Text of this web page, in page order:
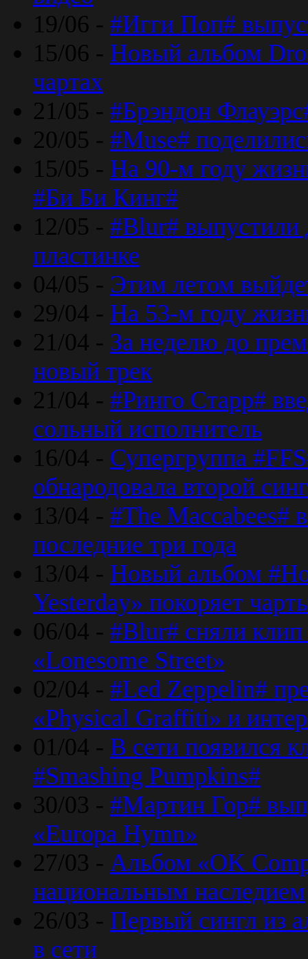
19/06 - #Игги Поп#
15/06 - Новый альбом
чартах
21/05 - #Брэндон
20/05 - #Muse#
15/05 - На 90-м году
#Би Би Кинг#
12/05 - #Blur# выпустили
пластинке
04/05 - Этим летом
29/04 - На 53-м году
21/04 - За неделю до
новый трек
21/04 - #Ринго Старр#
сольный исполнитель
16/04 - Супергруппа
обнародовала второй
13/04 - #The Maccabees#
последние три года
13/04 - Новый альбом
Yesterday» покоряет
06/04 - #Blur# сняли клип
«Lonesome Street»
02/04 - #Led Zeppelin#
«Physical Graffiti» и
01/04 - В сети появился
#Smashing Pumpkins#
30/03 - #Мартин Гор#
«Europa Hymn»
27/03 - Альбом «OK
национальным наследием
26/03 - Первый сингл из
в сети